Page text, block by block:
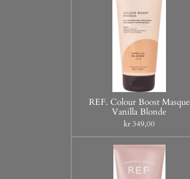
REF. Colour Boost Masque
Vanilla Blonde
kr 349,00